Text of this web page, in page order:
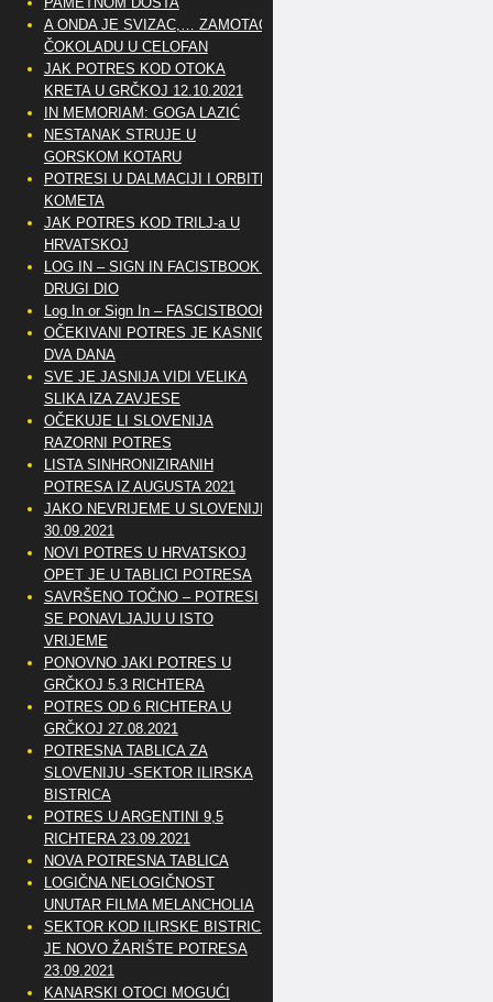
A ONDA JE SVIZAC,… ZAMOTAO
ČOKOLADU U CELOFAN
JAK POTRES KOD OTOKA
KRETA U GRČKOJ 12.10.2021
IN MEMORIAM: GOGA LAZIĆ
NESTANAK STRUJE U
GORSKOM KOTARU
POTRESI U DALMACIJI I ORBITE
KOMETA
JAK POTRES KOD TRILJ-a U
HRVATSKOJ
LOG IN – SIGN IN FACISTBOOK –
DRUGI DIO
Log In or Sign In – FASCISTBOOK
OČEKIVANI POTRES JE KASNIO
DVA DANA
SVE JE JASNIJA VIDI VELIKA
SLIKA IZA ZAVJESE
OČEKUJE LI SLOVENIJA
RAZORNI POTRES
LISTA SINHRONIZIRANIH
POTRESA IZ AUGUSTA 2021
JAKO NEVRIJEME U SLOVENIJI
30.09.2021
NOVI POTRES U HRVATSKOJ
OPET JE U TABLICI POTRESA
SAVRŠENO TOČNO – POTRESI
SE PONAVLJAJU U ISTO
VRIJEME
PONOVNO JAKI POTRES U
GRČKOJ 5.3 RICHTERA
POTRES OD 6 RICHTERA U
GRČKOJ 27.08.2021
POTRESNA TABLICA ZA
SLOVENIJU -SEKTOR ILIRSKA
BISTRICA
POTRES U ARGENTINI 9,5
RICHTERA 23.09.2021
NOVA POTRESNA TABLICA
LOGIČNA NELOGIČNOST
UNUTAR FILMA MELANCHOLIA
SEKTOR KOD ILIRSKE BISTRICE
JE NOVO ŽARIŠTE POTRESA
23.09.2021
KANARSKI OTOCI MOGUĆI